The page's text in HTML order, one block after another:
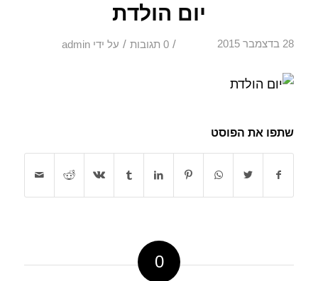
יום הולדת
28 בדצמבר 2015 / 0 תגובות / על ידי admin
שתפו את הפוסט
0